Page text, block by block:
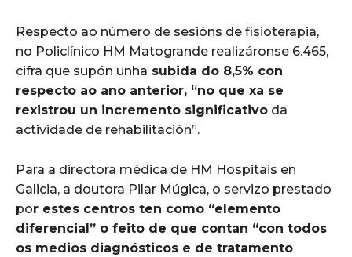
Respecto ao número de sesións de fisioterapia,
no Policlínico HM Matogrande realizáronse 6.465,
cifra que supón unha subida do 8,5% con
respecto ao ano anterior, “no que xa se
rexistrou un incremento significativo da
actividade de rehabilitación”.
Para a directora médica de HM Hospitais en
Galicia, a doutora Pilar Múgica, o servizo prestado
por estes centros ten como “elemento
diferencial” o feito de que contan “con todos
os medios diagnósticos e de tratamento